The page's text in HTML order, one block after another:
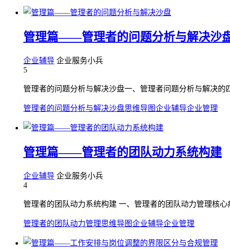
管理篇——管理者的问题分析与解决沙
企业辅导 企业服务小兵
5
管理者的问题分析与解决沙盘一、管理者问题分析与解决的
管理者的问题分析与解决沙盘思维导图企业辅导企业管理
管理篇——管理者的团队动力系统构建
企业辅导 企业服务小兵
4
管理者的团队动力系统构建 一、管理者的团队动力管理核
管理者的团队动力管理思维导图企业辅导企业管理